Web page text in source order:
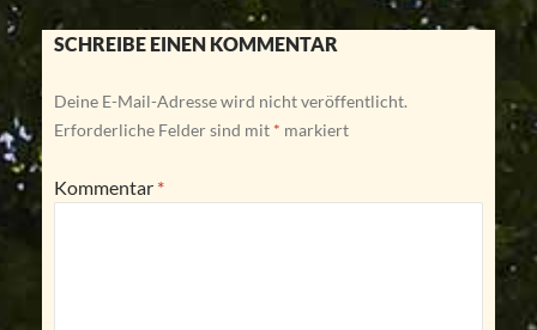
SCHREIBE EINEN KOMMENTAR
Deine E-Mail-Adresse wird nicht veröffentlicht.
Erforderliche Felder sind mit * markiert
Kommentar *